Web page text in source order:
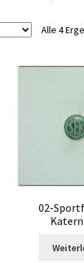
Alle 4
02-